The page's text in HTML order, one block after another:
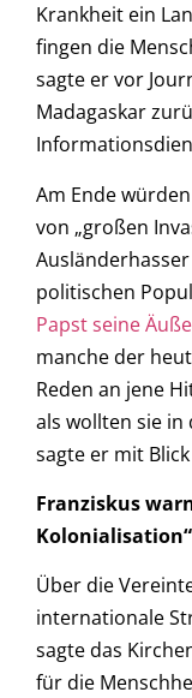
Krankheit ein
fingen die
sagte er vor
Madagaskar
Am Ende
von „großen
politischen
Papst seine
manche der
Reden an jene
als wollten sie in
sagte er mit
Franziskus
Kolonialisation“
Über die
internationale
sagte das
für die